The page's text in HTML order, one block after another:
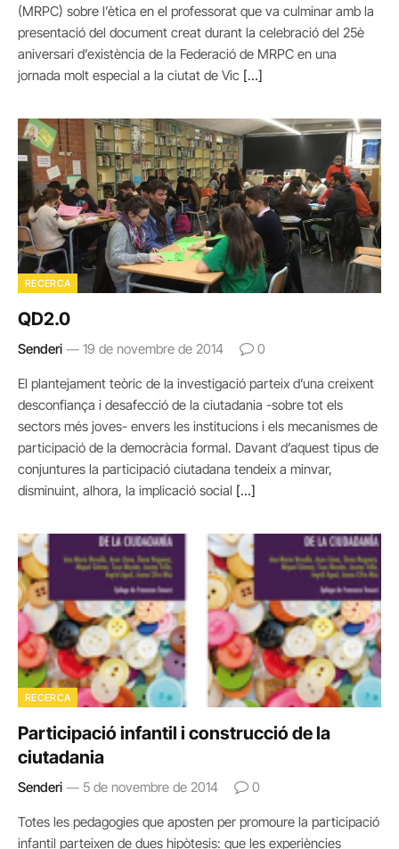
(MRPC) sobre l’ètica en el professorat que va culminar amb la
presentació del document creat durant la celebració del 25è
aniversari d’existència de la Federació de MRPC en una
jornada molt especial a la ciutat de Vic […]
RECERCA
QD2.0
Senderi 19 de novembre de 2014 0
El plantejament teòric de la investigació parteix d’una creixent
desconfiança i desafecció de la ciutadania -sobre tot els
sectors més joves- envers les institucions i els mecanismes de
participació de la democràcia formal. Davant d’aquest tipus de
conjuntures la participació ciutadana tendeix a minvar,
disminuint, alhora, la implicació social […]
RECERCA
Participació infantil i construcció de la
ciutadania
Senderi 5 de novembre de 2014 0
Totes les pedagogies que aposten per promoure la participació
infantil parteixen de dues hipòtesis: que les experiències